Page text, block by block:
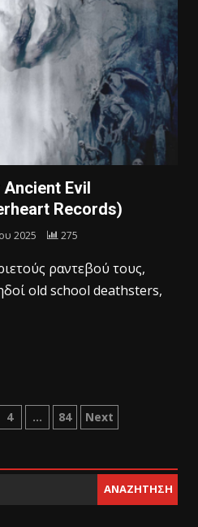
Ancient Evil
Records)
2025 275
ραντεβού τους,
old school deathsters,
4 … 84 Next
ΑΝΑΖΉΤΗΣΗ